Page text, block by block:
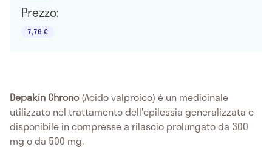
Prezzo:
7,76 €
Depakin Chrono(Acido valproico) è un medicinale
utilizzato nel trattamento dell'epilessia generalizzata e
disponibile in compresse a rilascio prolungato da 300
mg o da 500 mg.